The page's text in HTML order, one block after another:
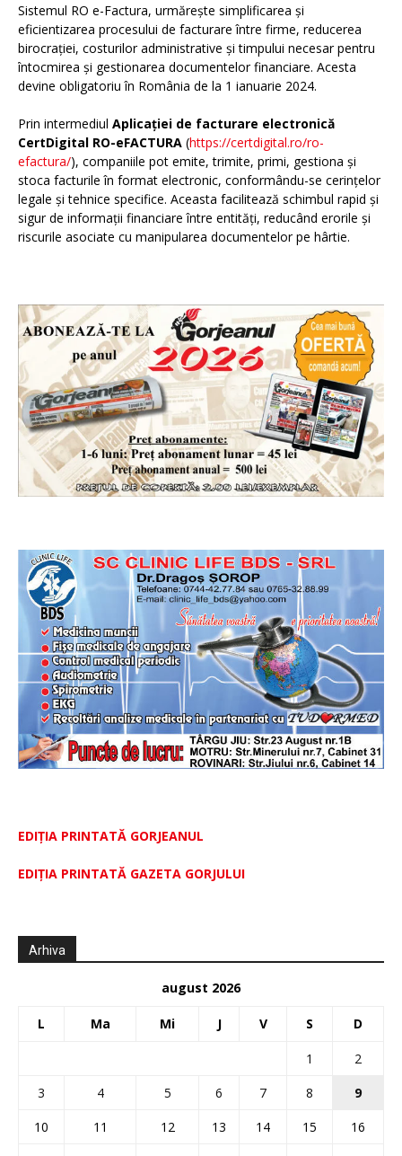
Sistemul RO e-Factura, urmărește simplificarea și
eficientizarea procesului de facturare între firme, reducerea
birocrației, costurilor administrative și timpului necesar pentru
întocmirea și gestionarea documentelor financiare. Acesta
devine obligatoriu în România de la 1 ianuarie 2024.
Prin intermediul Aplicației de facturare electronică
CertDigital RO-eFACTURA (https://certdigital.ro/ro-
efactura/), companiile pot emite, trimite, primi, gestiona și
stoca facturile în format electronic, conformându-se cerințelor
legale și tehnice specifice. Aceasta facilitează schimbul rapid și
sigur de informații financiare între entități, reducând erorile și
riscurile asociate cu manipularea documentelor pe hârtie.
EDIȚIA PRINTATĂ GORJEANUL
EDIŢIA PRINTATĂ GAZETA GORJULUI
Arhiva
august 2026
L Ma Mi J V S D
1
2
3
4 5 6 7 8
9
10
11 12 13 14 15
16